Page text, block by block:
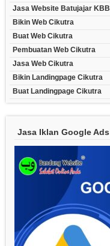
Jasa Website Batujajar KBB
Bikin Web Cikutra
Buat Web Cikutra
Pembuatan Web Cikutra
Jasa Web Cikutra
Bikin Landingpage Cikutra
Buat Landingpage Cikutra
Jasa Iklan Google Ads